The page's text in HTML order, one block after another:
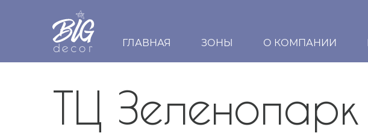
ГЛАВНАЯ ЗОНЫ О КОМПАНИИ
ТЦ Зеленопарк